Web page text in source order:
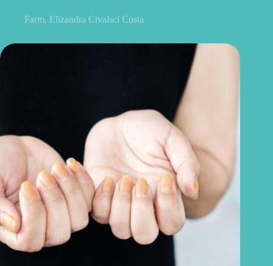
Farm. Elizandra Civalsci Costa